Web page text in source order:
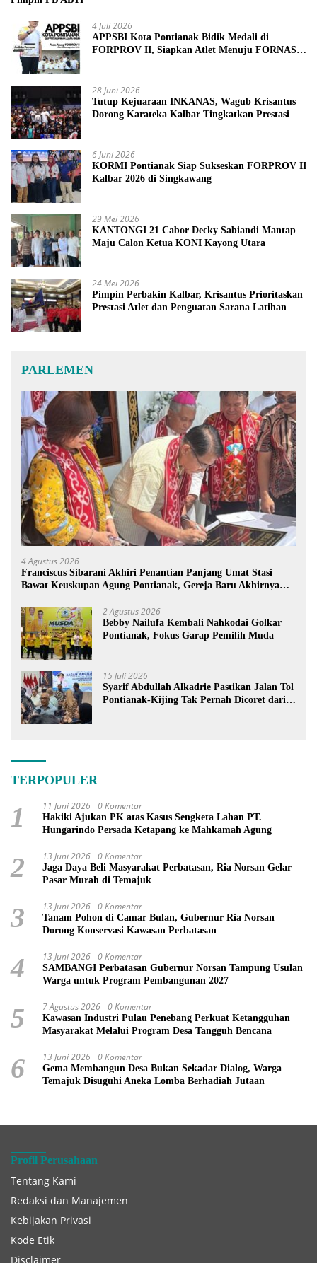
4 Juli 2026
APPSBI Kota Pontianak Bidik Medali di
FORPROV II, Siapkan Atlet Menuju FORNAS
28 Juni 2026
Tutup Kejuaraan INKANAS, Wagub Krisantus
Dorong Karateka Kalbar Tingkatkan Prestasi
6 Juni 2026
KORMI Pontianak Siap Sukseskan FORPROV II
Kalbar 2026 di Singkawang
29 Mei 2026
KANTONGI 21 Cabor Decky Sabiandi Mantap
Maju Calon Ketua KONI Kayong Utara
24 Mei 2026
Pimpin Perbakin Kalbar, Krisantus Prioritaskan
Prestasi Atlet dan Penguatan Sarana Latihan
PARLEMEN
4 Agustus 2026
Franciscus Sibarani Akhiri Penantian Panjang Umat Stasi
Bawat Keuskupan Agung Pontianak, Gereja Baru Akhirnya
2 Agustus 2026
Bebby Nailufa Kembali Nahkodai Golkar
Pontianak, Fokus Garap Pemilih Muda
15 Juli 2026
Syarif Abdullah Alkadrie Pastikan Jalan Tol
Pontianak-Kijing Tak Pernah Dicoret dari
TERPOPULER
1 11 Juni 2026 0 Komentar
Hakiki Ajukan PK atas Kasus Sengketa Lahan PT.
Hungarindo Persada Ketapang ke Mahkamah Agung
2 13 Juni 2026 0 Komentar
Jaga Daya Beli Masyarakat Perbatasan, Ria Norsan Gelar
Pasar Murah di Temajuk
3 13 Juni 2026 0 Komentar
Tanam Pohon di Camar Bulan, Gubernur Ria Norsan
Dorong Konservasi Kawasan Perbatasan
4 13 Juni 2026 0 Komentar
SAMBANGI Perbatasan Gubernur Norsan Tampung Usulan
Warga untuk Program Pembangunan 2027
5 7 Agustus 2026 0 Komentar
Kawasan Industri Pulau Penebang Perkuat Ketangguhan
Masyarakat Melalui Program Desa Tangguh Bencana
6 13 Juni 2026 0 Komentar
Gema Membangun Desa Bukan Sekadar Dialog, Warga
Temajuk Disuguhi Aneka Lomba Berhadiah Jutaan
Profil Perusahaan
Tentang Kami
Redaksi dan Manajemen
Kebijakan Privasi
Kode Etik
Disclaimer